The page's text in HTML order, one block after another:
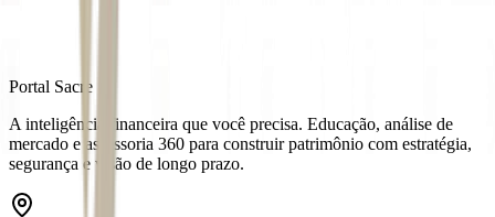
Portal Sacre
A inteligência financeira que você precisa. Educação, análise de
mercado e assessoria 360 para construir patrimônio com estratégia,
segurança e visão de longo prazo.